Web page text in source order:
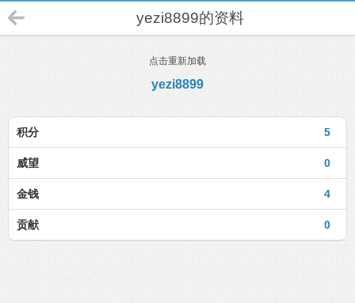
yezi8899的资料
点击重新加载
yezi8899
5
积分
0
威望
4
金钱
0
贡献